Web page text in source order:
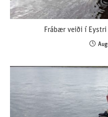
Frábær veiði í